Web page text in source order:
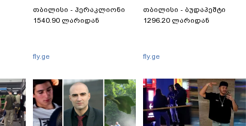
თბილისი - ჰერაკლიონი
1540.90 ლარიდან
fly.ge
თბილისი - ბუდაპეშტი
1296.20 ლარიდან
fly.ge